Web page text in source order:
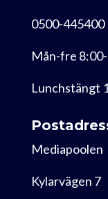
0500-445400
Mån-fre
Lunchstängt
Mediapoolen
Kylarvägen 7